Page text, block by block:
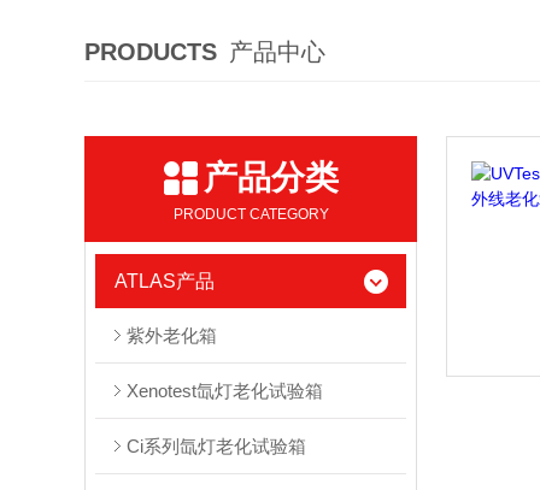
PRODUCTS 产品中心
产品分类
PRODUCT CATEGORY
ATLAS产品
紫外老化箱
Xenotest氙灯老化试验箱
Ci系列氙灯老化试验箱